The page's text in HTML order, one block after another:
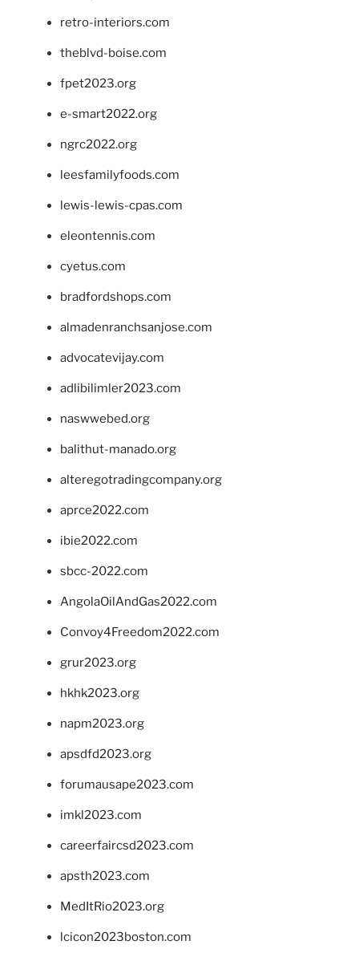
retro-interiors.com
theblvd-boise.com
fpet2023.org
e-smart2022.org
ngrc2022.org
leesfamilyfoods.com
lewis-lewis-cpas.com
eleontennis.com
cyetus.com
bradfordshops.com
almadenranchsanjose.com
advocatevijay.com
adlibilimler2023.com
naswwebed.org
balithut-manado.org
alteregotradingcompany.org
aprce2022.com
ibie2022.com
sbcc-2022.com
AngolaOilAndGas2022.com
Convoy4Freedom2022.com
grur2023.org
hkhk2023.org
napm2023.org
apsdfd2023.org
forumausape2023.com
imkl2023.com
careerfaircsd2023.com
apsth2023.com
MedItRio2023.org
lcicon2023boston.com